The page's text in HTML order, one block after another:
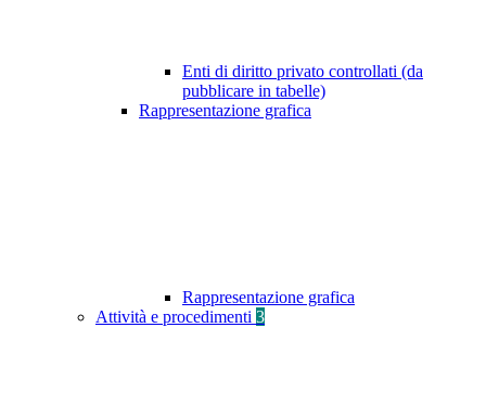
Enti di diritto privato controllati (da
pubblicare in tabelle)
Rappresentazione grafica
Rappresentazione grafica
Attività e procedimenti 3